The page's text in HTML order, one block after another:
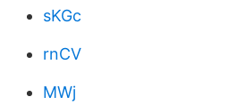
sKGc
rnCV
MWj